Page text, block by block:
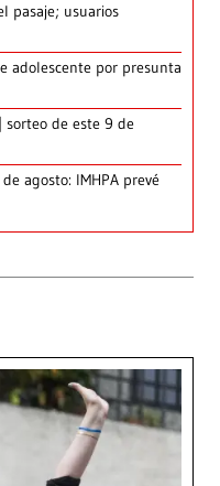
pasaje; usuarios
adolescente por presunta
sorteo de este 9 de
agosto: IMHPA prevé